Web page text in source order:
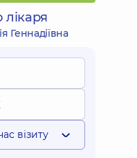
лікаря
Геннадіївна
візиту